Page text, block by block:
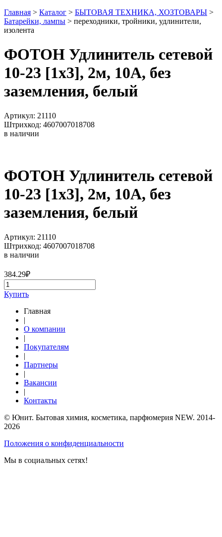
Главная > Каталог > БЫТОВАЯ ТЕХНИКА, ХОЗТОВАРЫ >
Батарейки, лампы > переходники, тройники, удлинители,
изолента
ФОТОН Удлинитель сетевой
10-23 [1х3], 2м, 10А, без
заземления, белый
Артикул: 21110
Штрихкод: 4607007018708
в наличии
ФОТОН Удлинитель сетевой
10-23 [1х3], 2м, 10А, без
заземления, белый
Артикул: 21110
Штрихкод: 4607007018708
в наличии
384.29₽
Купить
Главная
|
О компании
|
Покупателям
|
Партнеры
|
Вакансии
|
Контакты
© Юнит. Бытовая химия, косметика, парфюмерия NEW. 2014-
2026
Положения о конфиденциальности
Мы в социальных сетях!